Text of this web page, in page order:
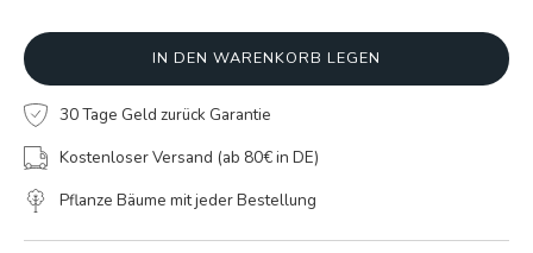
IN DEN WARENKORB LEGEN
30 Tage Geld zurück Garantie
Kostenloser Versand (ab 80€ in DE)
Pflanze Bäume mit jeder Bestellung